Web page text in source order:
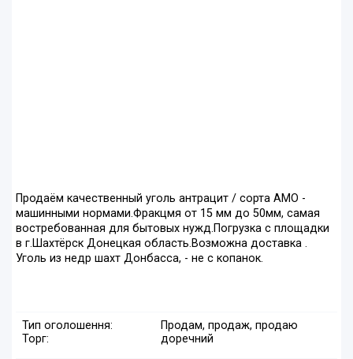
Продаём качественный уголь антрацит / сорта АМО -
машинными нормами.Фракцмя от 15 мм до 50мм, самая
востребованная для бытовых нужд.Погрузка с площадки
в г.Шахтёрск Донецкая область.Возможна доставка .
Уголь из недр шахт Донбасса, - не с копанок.
Тип оголошення:
Продам, продаж, продаю
Торг:
доречний